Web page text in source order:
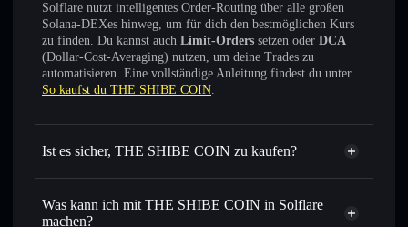
Solflare nutzt intelligentes Order-Routing über alle großen
Solana-DEXes hinweg, um für dich den bestmöglichen Kurs
zu finden. Du kannst auch Limit-Orders setzen oder DCA
(Dollar-Cost-Averaging) nutzen, um deine Trades zu
automatisieren. Eine vollständige Anleitung findest du unter
So kaufst du THE SHIBE COIN.
Ist es sicher, THE SHIBE COIN zu kaufen?
THE SHIBE COIN
nicht
Was kann ich mit THE SHIBE COIN in Solflare
machen?